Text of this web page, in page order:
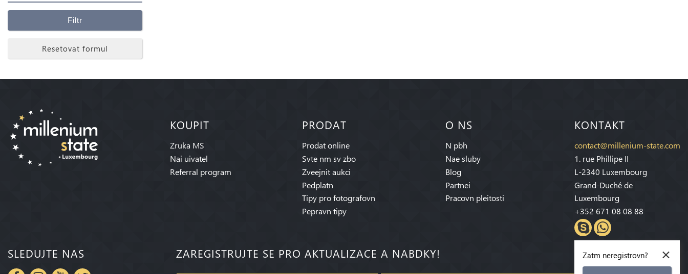
Filtr
Resetovat formul
KOUPIT
Zruka MS
Nai uivatel
Referral program
PRODAT
Prodat online
Svte nm sv zbo
Zveejnit aukci
Pedplatn
Tipy pro fotografovn
Pepravn tipy
O NS
N pbh
Nae sluby
Blog
Partnei
Pracovn pleitosti
KONTAKT
contact@millenium-state.com
1. rue Phillipe II
L-2340 Luxembourg
Grand-Duché de
Luxembourg
+352 671 08 08 88
SLEDUJTE NAS ZAREGISTRUJTE SE PRO AKTUALIZACE A NABDKY! ×
Zatm neregistrovn?